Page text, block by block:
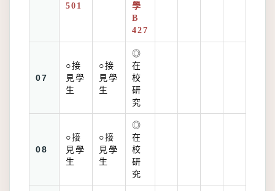
501
學
B
427
07
○接
見學
生
○接
見學
生
◎
在
校
研
究
08
○接
見學
生
○接
見學
生
◎
在
校
研
究